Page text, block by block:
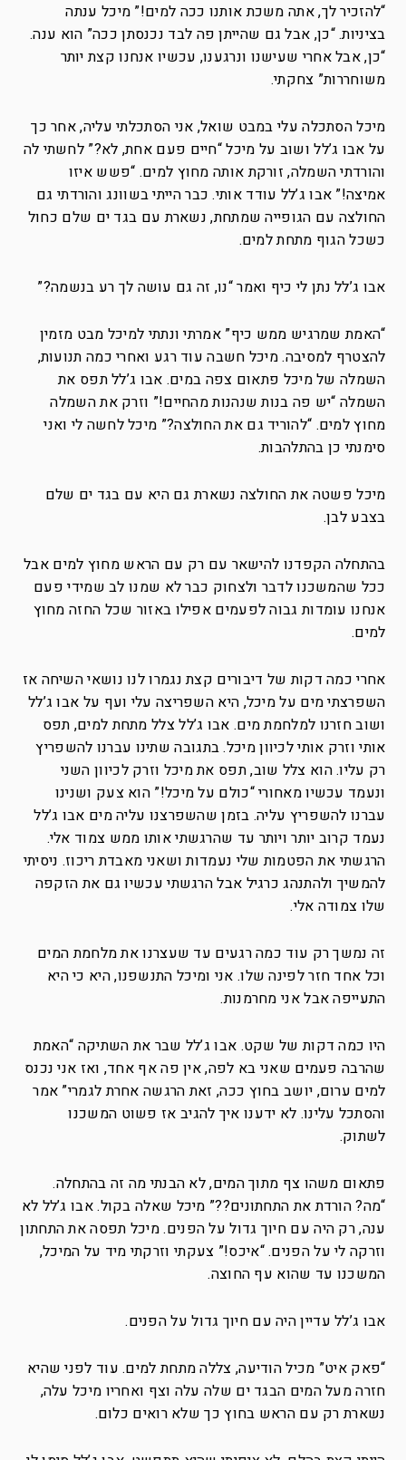
“להזכיר לך, אתה משכת אותנו ככה למים!” מיכל ענתה
בציניות. “כן, אבל גם שהייתן פה לבד נכנסתן ככה” הוא ענה.
“כן, אבל אחרי שעישנו ונרגענו, עכשיו אנחנו קצת יותר
משוחררות” צחקתי.
מיכל הסתכלה עלי במבט שואל, אני הסתכלתי עליה, אחר כך
על אבו ג’לל ושוב על מיכל “חיים פעם אחת, לא?” לחשתי לה
והורדתי השמלה, זורקת אותה מחוץ למים. “פשש איזו
אמיצה!” אבו ג’לל עודד אותי. כבר הייתי בשוונג והורדתי גם
החולצה עם הגופייה שמתחת, נשארת עם בגד ים שלם כחול
כשכל הגוף מתחת למים.
אבו ג’לל נתן לי כיף ואמר “נו, זה גם עושה לך רע בנשמה?”
“האמת שמרגיש ממש כיף” אמרתי ונתתי למיכל מבט מזמין
להצטרף למסיבה. מיכל חשבה עוד רגע ואחרי כמה תנועות,
השמלה של מיכל פתאום צפה במים. אבו ג’לל תפס את
השמלה “יש פה בנות שנהנות מהחיים!” וזרק את השמלה
מחוץ למים. “להוריד גם את החולצה?” מיכל לחשה לי ואני
סימנתי כן בהתלהבות.
מיכל פשטה את החולצה נשארת גם היא עם בגד ים שלם
בצבע לבן.
בהתחלה הקפדנו להישאר עם רק עם הראש מחוץ למים אבל
ככל שהמשכנו לדבר ולצחוק כבר לא שמנו לב שמידי פעם
אנחנו עומדות גבוה לפעמים אפילו באזור שכל החזה מחוץ
למים.
אחרי כמה דקות של דיבורים קצת נגמרו לנו נושאי השיחה אז
השפרצתי מים על מיכל, היא השפריצה עלי ועף על אבו ג’לל
ושוב חזרנו למלחמת מים. אבו ג’לל צלל מתחת למים, תפס
אותי וזרק אותי לכיוון מיכל. בתגובה שתינו עברנו להשפריץ
רק עליו. הוא צלל שוב, תפס את מיכל וזרק לכיוון השני
ונעמד עכשיו מאחורי “כולם על מיכל!” הוא צעק ושנינו
עברנו להשפריץ עליה. בזמן שהשפרצנו עליה מים אבו ג’לל
נעמד קרוב יותר ויותר עד שהרגשתי אותו ממש צמוד אלי.
הרגשתי את הפטמות שלי נעמדות ושאני מאבדת ריכוז. ניסיתי
להמשיך ולהתנהג כרגיל אבל הרגשתי עכשיו גם את הזקפה
שלו צמודה אלי.
זה נמשך רק עוד כמה רגעים עד שעצרנו את מלחמת המים
וכל אחד חזר לפינה שלו. אני ומיכל התנשפנו, היא כי היא
התעייפה אבל אני מחרמנות.
היו כמה דקות של שקט. אבו ג’לל שבר את השתיקה “האמת
שהרבה פעמים שאני בא לפה, אין פה אף אחד, ואז אני נכנס
למים ערום, יושב בחוץ ככה, זאת הרגשה אחרת לגמרי” אמר
והסתכל עלינו. לא ידענו איך להגיב אז פשוט המשכנו
לשתוק.
פתאום משהו צף מתוך המים, לא הבנתי מה זה בהתחלה.
“מה? הורדת את התחתונים??” מיכל שאלה בקול. אבו ג’לל לא
ענה, רק היה עם חיוך גדול על הפנים. מיכל תפסה את התחתון
וזרקה לי על הפנים. “איכס!” צעקתי וזרקתי מיד על המיכל,
המשכנו עד שהוא עף החוצה.
אבו ג’לל עדיין היה עם חיוך גדול על הפנים.
“פאק איט” מכיל הודיעה, צללה מתחת למים. עוד לפני שהיא
חזרה מעל המים הבגד ים שלה עלה וצף ואחריו מיכל עלה,
נשארת רק עם הראש בחוץ כך שלא רואים כלום.